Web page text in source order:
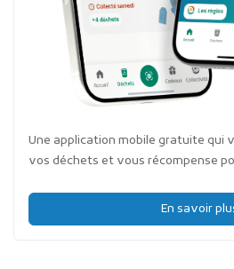
Une application mobile gratuite qui
vos déchets et vous récompense
En savoir